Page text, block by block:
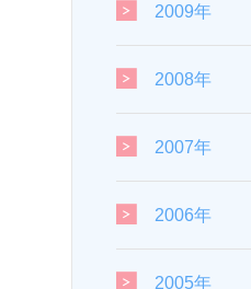
2009年
2008年
2007年
2006年
2005年